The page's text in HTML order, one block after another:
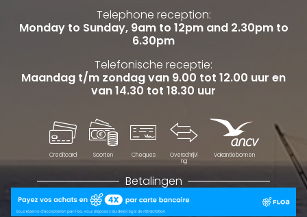
Telephone reception:
Monday to Sunday, 9am to 12pm and 2.30pm to
6.30pm
Telefonische receptie:
Maandag t/m zondag van 9.00 tot 12.00 uur en
van 14.30 tot 18.30 uur
Creditcard Soorten Cheques
Overschrijvi
ng
Vakantiebonnen
Betalingen